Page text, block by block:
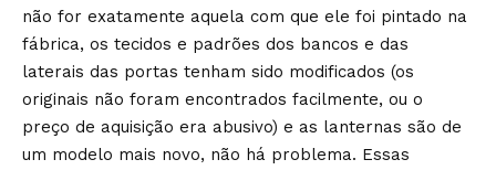
não for exatamente aquela com que ele foi pintado na
fábrica, os tecidos e padrões dos bancos e das
laterais das portas tenham sido modificados (os
originais não foram encontrados facilmente, ou o
preço de aquisição era abusivo) e as lanternas são de
um modelo mais novo, não há problema. Essas